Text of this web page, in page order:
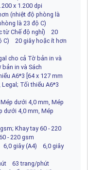
x 1.200 dpi
(nhiệt độ phòng là
là 23 độ C)
từ Chế độ nghỉ) 20
C) 20 giây hoặc ít hơn
cho cả Tờ bản in và
in và Sách
A6*3 [64 x 127 mm
Tối thiểu A6*3
dưới 4,0 mm, Mép
dưới 4,0 mm, Mép
Khay tay 60 - 220
- 220 gsm
6,0 giây (A4) 6,0 giây
63 trang/phút